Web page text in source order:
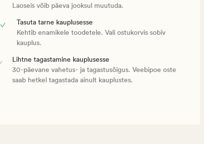
Laoseis võib päeva jooksul muutuda.
Tasuta tarne kauplusesse
Kehtib enamikele toodetele. Vali ostukorvis sobiv
kauplus.
Lihtne tagastamine kauplusesse
30-päevane vahetus- ja tagastusõigus. Veebipoe oste
saab hetkel tagastada ainult kauplustes.